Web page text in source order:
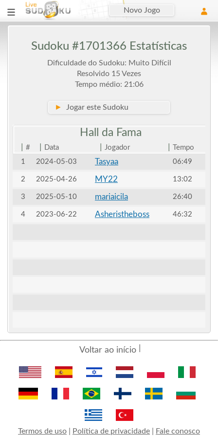
Novo Jogo
Sudoku #1701366 Estatísticas
Dificuldade do Sudoku: Muito Difícil
Resolvido 15 Vezes
Tempo médio: 21:06
► Jogar este Sudoku
Hall da Fama
# Data Jogador
Tempo
1
2024-05-03 Tasyaa 06:49
2 2025-04-26 MY22 13:02
3 2025-05-10 mariaicila 26:40
4 2023-06-22 Asheristheboss 46:32
Voltar ao início
Termos de uso Política de privacidade Fale conosco